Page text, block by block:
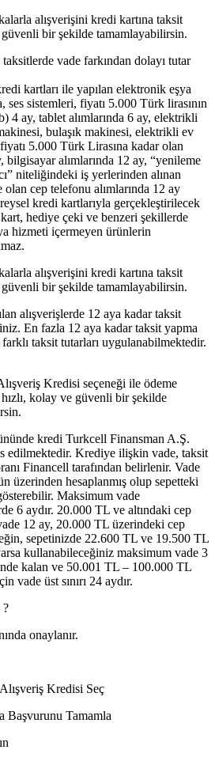
alışverişini kredi kartına taksit
güvenli bir şekilde tamamlayabilirsin.
taksitlerde vade farkından dolayı tutar
kartları ile yapılan elektronik eşya
ses sistemleri, fiyatı 5.000 Türk lirasının
4 ay, tablet alımlarında 6 ay, elektrikli
bulaşık makinesi, elektrikli ev
5.000 Türk Lirasına kadar olan
bilgisayar alımlarında 12 ay, “yenileme
niteliğindeki iş yerlerinden alınan
cep telefonu alımlarında 12 ay
kredi kartlarıyla gerçekleştirilecek
hediye çeki ve benzeri şekillerde
hizmeti içermeyen ürünlerin
alışverişini kredi kartına taksit
güvenli bir şekilde tamamlayabilirsin.
alışverişlerde 12 aya kadar taksit
En fazla 12 aya kadar taksit yapma
taksit tutarları uygulanabilmektedir.
Kredisi seçeneği ile ödeme
kolay ve güvenli bir şekilde
kredi Turkcell Finansman A.Ş.
edilmektedir. Krediye ilişkin vade, taksit
Financell tarafından belirlenir. Vade
üzerinden hesaplanmış olup sepetteki
Maksimum vade
6 aydır. 20.000 TL ve altındaki cep
12 ay, 20.000 TL üzerindeki cep
sepetinizde 22.600 TL ve 19.500 TL
kullanabileceğiniz maksimum vade 3
kalan ve 50.001 TL – 100.000 TL
vade üst sınırı 24 aydır.
?
onaylanır.
Kredisi Seç
Başvurunu Tamamla